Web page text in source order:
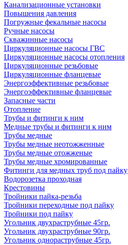
Канализационные установки
Повышения давления
Погружные фекальные насосы
Ручные насосы
Скважинные насосы
Циркуляционные насосы ГВС
Циркуляционные насосы отопления
Циркуляционные резьбовые
Циркуляционные фланцевые
Энергоэффективные резьбовые
Энергоэффективные фланцевые
Запасные части
Отопление
Трубы и фитинги к ним
Медные трубы и фитинги к ним
Трубы медные
Трубы медные неотожженные
Трубы медные отожженые
Трубы медные хромированные
Фитинги для медных труб под пайку
Водорозетка проходная
Крестовины
Тройники пайка-резьба
Тройники переходные под пайку
Тройники под пайку
Угольник двухраструбные 45гр.
Угольник двухраструбные 90гр.
Угольник однораструбные 45гр.